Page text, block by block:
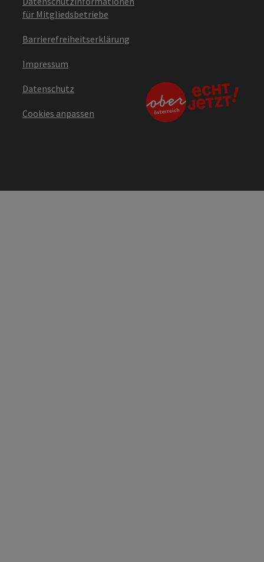
für Mitgliedsbetriebe
Barrierefreiheitserklärung
Impressum
Datenschutz
Cookies anpassen